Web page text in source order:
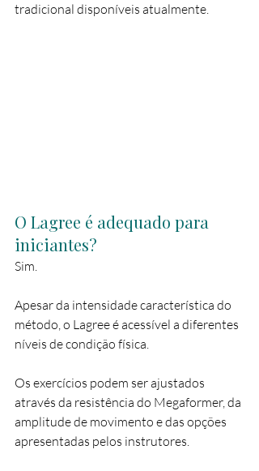
tradicional disponíveis atualmente.
O Lagree é adequado para
iniciantes?
Sim.
Apesar da intensidade característica do
método, o Lagree é acessível a diferentes
níveis de condição física.
Os exercícios podem ser ajustados
através da resistência do Megaformer, da
amplitude de movimento e das opções
apresentadas pelos instrutores.